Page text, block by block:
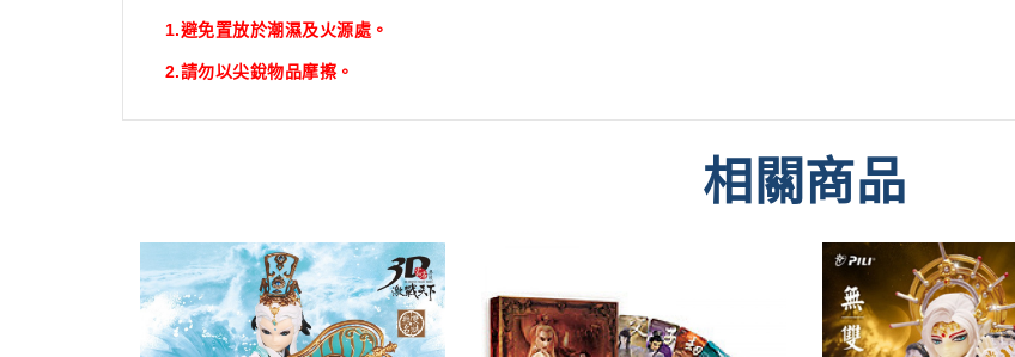
1.避免置放於潮濕及火源處。
2.請勿以尖銳物品摩擦。
相關商品